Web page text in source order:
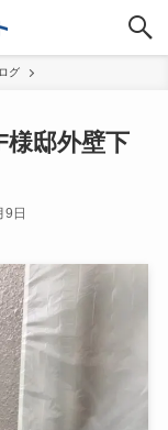
グ
様邸外壁下
9日